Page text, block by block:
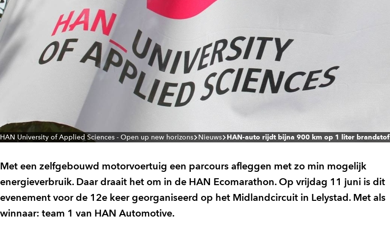
HAN University of Applied Sciences - Open up new horizons Nieuws HAN-auto rijdt bijna 900 km op 1 liter brandstof
Met een zelfgebouwd motorvoertuig een parcours afleggen met zo min mogelijk
energieverbruik. Daar draait het om in de HAN Ecomarathon. Op vrijdag 11 juni is dit
evenement voor de 12e keer georganiseerd op het Midlandcircuit in Lelystad. Met als
winnaar: team 1 van HAN Automotive.